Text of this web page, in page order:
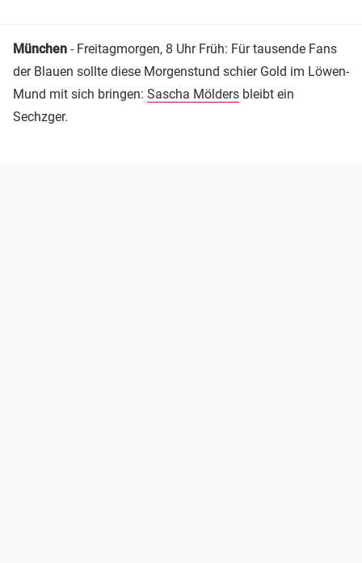
München - Freitagmorgen, 8 Uhr Früh: Für tausende Fans
der Blauen sollte diese Morgenstund schier Gold im Löwen-
Mund mit sich bringen: Sascha Mölders bleibt ein
Sechzger.